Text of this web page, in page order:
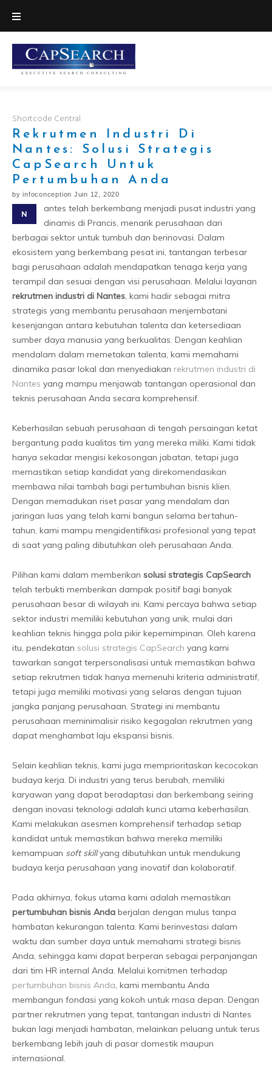
Shortcode Central
Rekrutmen Industri Di
Nantes: Solusi Strategis
CapSearch Untuk
Pertumbuhan Anda
byinfoconception Juin 12, 2020
N
antes telah berkembang menjadi pusat industri yang
dinamis di Prancis, menarik perusahaan dari
berbagai sektor untuk tumbuh dan berinovasi. Dalam
ekosistem yang berkembang pesat ini, tantangan terbesar
bagi perusahaan adalah mendapatkan tenaga kerja yang
terampil dan sesuai dengan visi perusahaan. Melalui layanan
rekrutmen industri di Nantes, kami hadir sebagai mitra
strategis yang membantu perusahaan menjembatani
kesenjangan antara kebutuhan talenta dan ketersediaan
sumber daya manusia yang berkualitas. Dengan keahlian
mendalam dalam memetakan talenta, kami memahami
dinamika pasar lokal dan menyediakan rekrutmen industri di
Nantes yang mampu menjawab tantangan operasional dan
teknis perusahaan Anda secara komprehensif.
Keberhasilan sebuah perusahaan di tengah persaingan ketat
bergantung pada kualitas tim yang mereka miliki. Kami tidak
hanya sekadar mengisi kekosongan jabatan, tetapi juga
memastikan setiap kandidat yang direkomendasikan
membawa nilai tambah bagi pertumbuhan bisnis klien.
Dengan memadukan riset pasar yang mendalam dan
jaringan luas yang telah kami bangun selama bertahun-
tahun, kami mampu mengidentifikasi profesional yang tepat
di saat yang paling dibutuhkan oleh perusahaan Anda.
Pilihan kami dalam memberikan solusi strategis CapSearch
telah terbukti memberikan dampak positif bagi banyak
perusahaan besar di wilayah ini. Kami percaya bahwa setiap
sektor industri memiliki kebutuhan yang unik, mulai dari
keahlian teknis hingga pola pikir kepemimpinan. Oleh karena
itu, pendekatan solusi strategis CapSearch yang kami
tawarkan sangat terpersonalisasi untuk memastikan bahwa
setiap rekrutmen tidak hanya memenuhi kriteria administratif,
tetapi juga memiliki motivasi yang selaras dengan tujuan
jangka panjang perusahaan. Strategi ini membantu
perusahaan meminimalisir risiko kegagalan rekrutmen yang
dapat menghambat laju ekspansi bisnis.
Selain keahlian teknis, kami juga memprioritaskan kecocokan
budaya kerja. Di industri yang terus berubah, memiliki
karyawan yang dapat beradaptasi dan berkembang seiring
dengan inovasi teknologi adalah kunci utama keberhasilan.
Kami melakukan asesmen komprehensif terhadap setiap
kandidat untuk memastikan bahwa mereka memiliki
kemampuan soft skillyang dibutuhkan untuk mendukung
budaya kerja perusahaan yang inovatif dan kolaboratif.
Pada akhirnya, fokus utama kami adalah memastikan
pertumbuhan bisnis Anda berjalan dengan mulus tanpa
hambatan kekurangan talenta. Kami berinvestasi dalam
waktu dan sumber daya untuk memahami strategi bisnis
Anda, sehingga kami dapat berperan sebagai perpanjangan
dari tim HR internal Anda. Melalui komitmen terhadap
pertumbuhan bisnis Anda, kami membantu Anda
membangun fondasi yang kokoh untuk masa depan. Dengan
partner rekrutmen yang tepat, tantangan industri di Nantes
bukan lagi menjadi hambatan, melainkan peluang untuk terus
berkembang lebih jauh di pasar domestik maupun
internasional.